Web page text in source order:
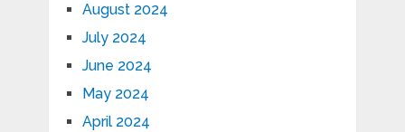
August 2024
July 2024
June 2024
May 2024
April 2024